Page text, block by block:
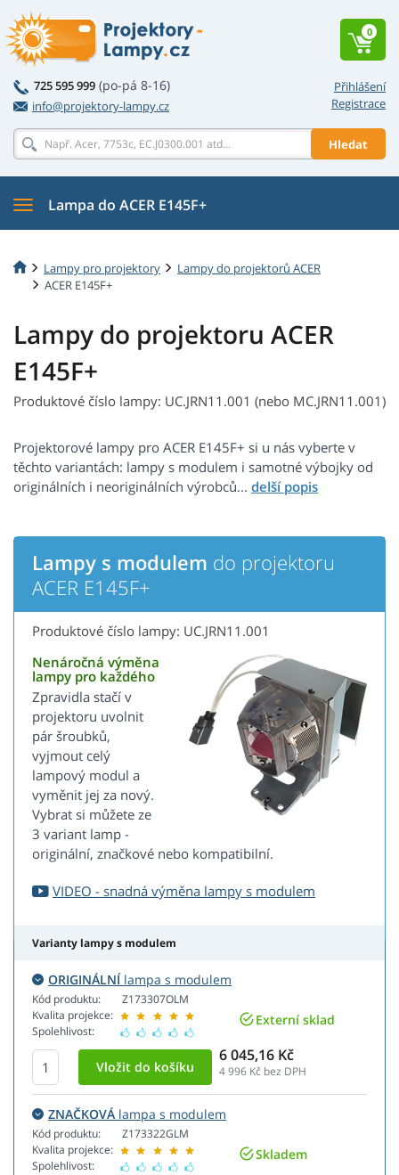
Přihlášení
Registrace
725 595 999 (po-pá 8-16)
info@projektory-lampy.cz
Hledat
0
Lampa do ACER E145F+
Lampy pro projektory
Lampy do projektorů ACER
ACER E145F+
Lampy do projektoru ACER
E145F+
Produktové číslo lampy: UC.JRN11.001 (nebo MC.JRN11.001)
Projektorové lampy pro ACER E145F+ si u nás vyberte v
těchto variantách: lampy s modulem i samotné výbojky od
originálních i neoriginálních výrobců...
Lampy s modulem do projektoru
ACER E145F+
Produktové číslo lampy: UC.JRN11.001
Nenáročná výměna
lampy pro každého
Zpravidla stačí v
projektoru uvolnit
pár šroubků,
vyjmout celý
lampový modul a
vyměnit jej za nový.
Vybrat si můžete ze
3 variant lamp -
originální, značkové nebo kompatibilní.
VIDEO - snadná výměna lampy s modulem
Varianty lampy s modulem
ORIGINÁLNÍlampa s modulem
Kód produktu:
Kvalita projekce:
Spolehlivost:
Z173307OLM
Externí sklad
6 045,16 Kč
4 996 Kč bez DPH
ZNAČKOVÁ lampa s modulem
Kód produktu:
Kvalita projekce:
Spolehlivost:
Z173322GLM
Skladem